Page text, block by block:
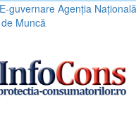
E-guvernare Agenția
Muncă